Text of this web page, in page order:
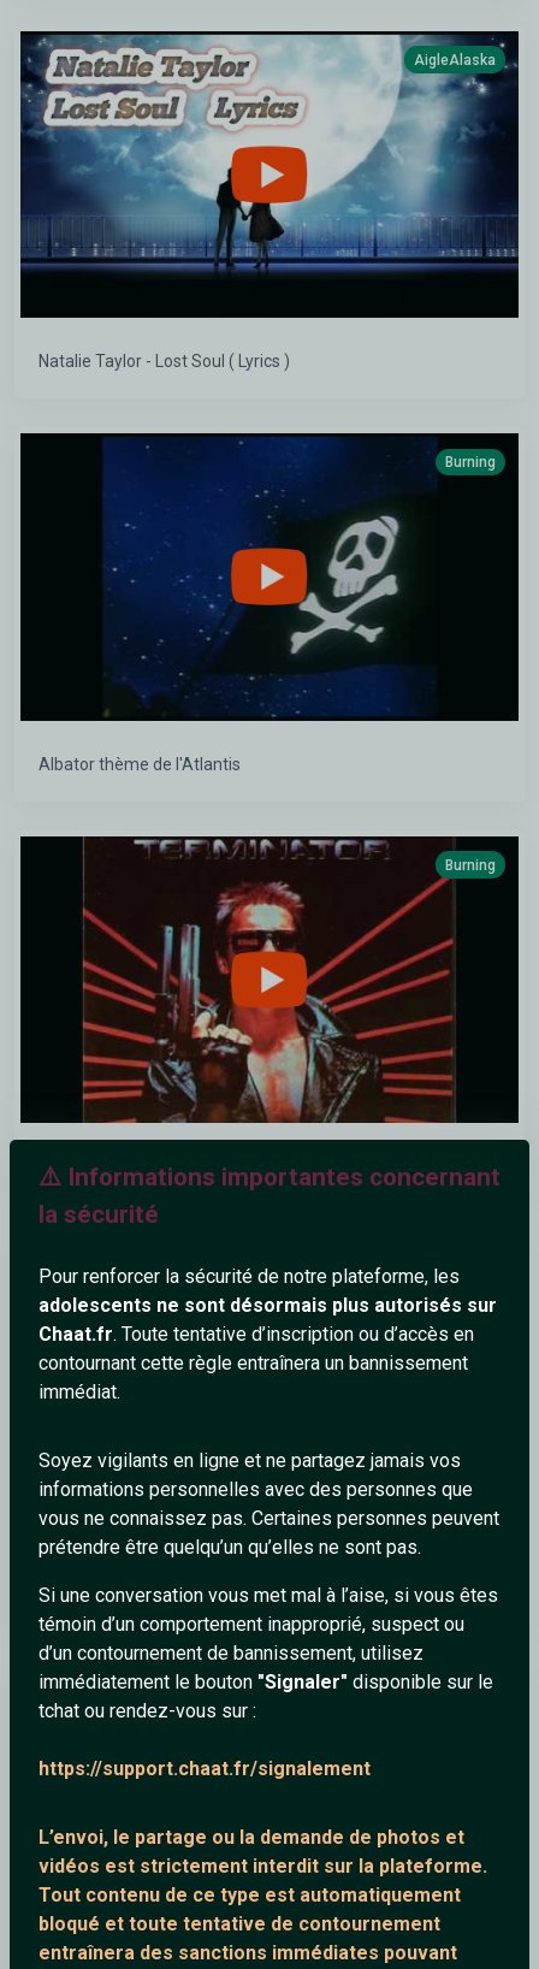
⚠️ Informations importantes concernant
la sécurité
Pour renforcer la sécurité de notre plateforme, les
adolescents ne sont désormais plus autorisés sur
Chaat.fr. Toute tentative d’inscription ou d’accès en
contournant cette règle entraînera un bannissement
immédiat.
Soyez vigilants en ligne et ne partagez jamais vos
informations personnelles avec des personnes que
vous ne connaissez pas. Certaines personnes peuvent
prétendre être quelqu’un qu’elles ne sont pas.
Si une conversation vous met mal à l’aise, si vous êtes
témoin d’un comportement inapproprié, suspect ou
d’un contournement de bannissement, utilisez
immédiatement le bouton "Signaler" disponible sur le
tchat ou rendez-vous sur :
https://support.chaat.fr/signalement
L’envoi, le partage ou la demande de photos et
vidéos est strictement interdit sur la plateforme.
Tout contenu de ce type est automatiquement
bloqué et toute tentative de contournement
entraînera des sanctions immédiates pouvant
AigleAlaska
Natalie Taylor - Lost Soul ( Lyrics )
Burning
Albator thème de l'Atlantis
Burning
The Terminator Soundtrack - Main Theme
Scene - Rimbaud Verlaine